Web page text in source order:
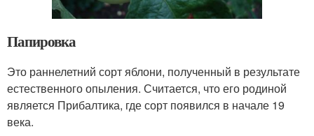
Папировка
Это раннелетний сорт яблони, полученный в результате
естественного опыления. Считается, что его родиной
является Прибалтика, где сорт появился в начале 19
века.